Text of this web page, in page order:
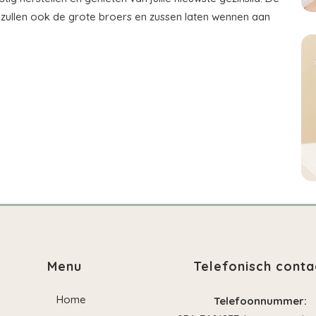
ook de grote broers en zussen laten wennen aan
Menu
Home
Telefonisch
Telefoonnummer: